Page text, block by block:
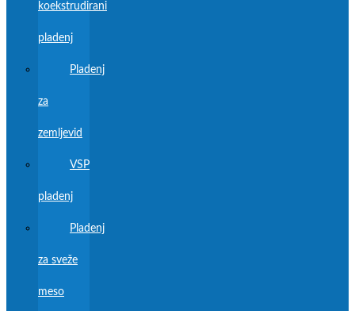
koekstrudirani
pladenj
Pladenj
za
zemljevid
VSP
pladenj
Pladenj
za sveže
meso